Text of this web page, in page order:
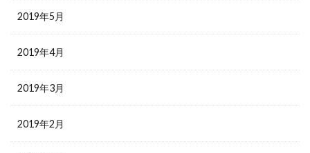
2019年5月
2019年4月
2019年3月
2019年2月